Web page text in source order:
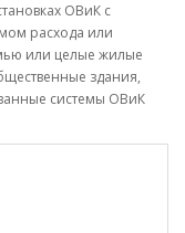
ОВиК с
расхода или
или целые жилые
здания,
системы ОВиК